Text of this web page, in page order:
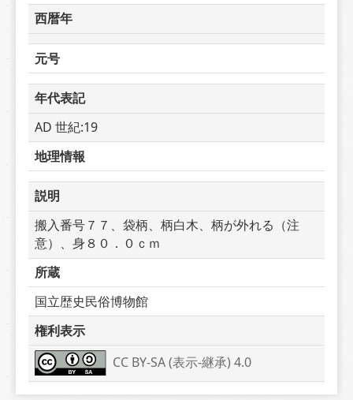
西暦年
元号
年代表記
AD 世紀:19
地理情報
説明
搬入番号７７、袋柄、柄白木、柄が外れる（注
意）、身８０．０ｃｍ
所蔵
国立歴史民俗博物館
権利表示
CC BY-SA (表示-継承) 4.0